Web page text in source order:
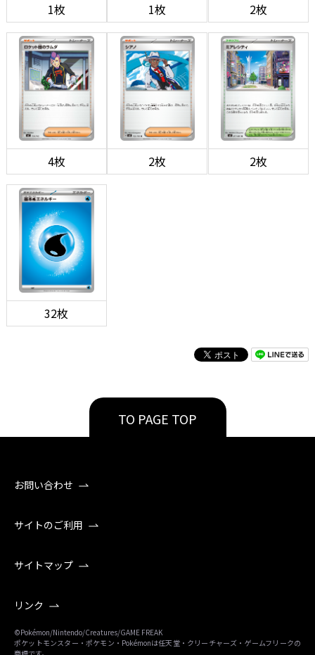
1枚 1枚 2枚
4枚 2枚 2枚
32枚
TO PAGE TOP
お問い合わせ
サイトのご利用
サイトマップ
リンク
©Pokémon/Nintendo/Creatures/GAME FREAK
ポケットモンスター・ポケモン・Pokémonは任天堂・クリーチャーズ・ゲームフリークの